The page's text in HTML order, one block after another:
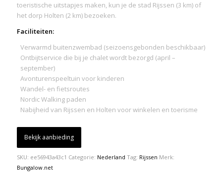
toeristische uitstapjes maken, kun je de stad Rijssen (3 km) of
het dorp Holten (2 km) bezoeken.
Faciliteiten:
Verwarmd buitenzwembad (seizoensgebonden beschikbaar)
Ontbijtservice die bij je chalet wordt bezorgd (april –
september)
Avonturenspeeltuin voor kinderen
Wandel- en fietsroutes
Nordic Walking paden
Nabijheid van Rijssen en Holten voor winkelen en toerisme
Bekijk aanbieding
SKU: ee56943a43c1 Categorie: Nederland Tag: Rijssen Merk:
Bungalow.net